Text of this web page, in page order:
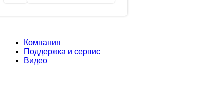
Компания
Поддержка и сервис
Видео